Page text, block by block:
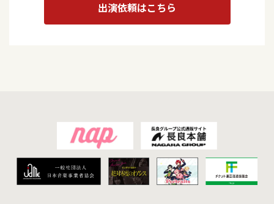
出演依頼はこちら